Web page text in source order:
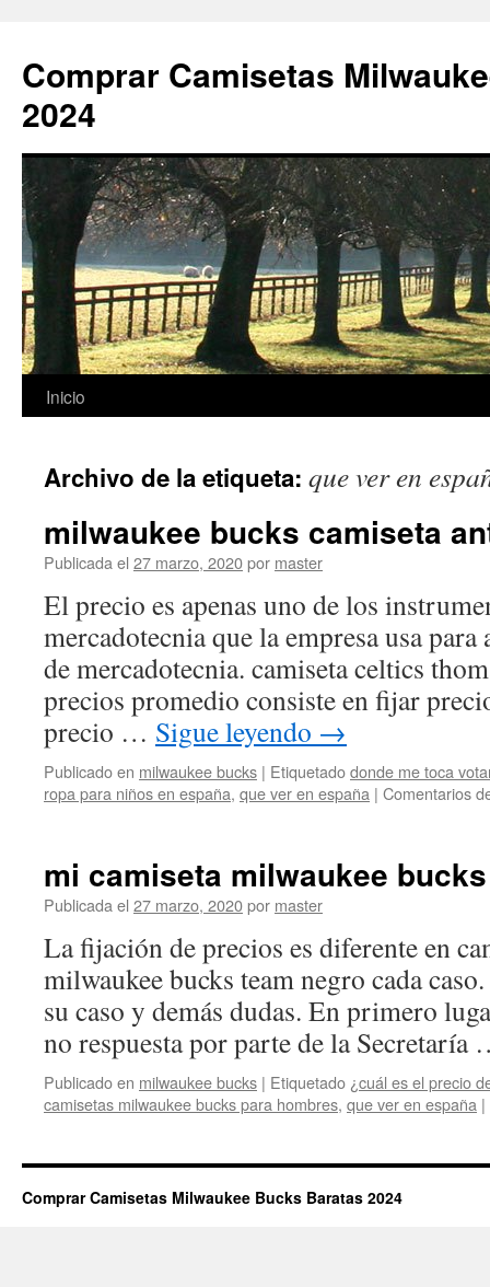
Comprar Camisetas
2024
Saltar
contenido
Inicio
Archivo de la etiqueta: que ver en
milwaukee bucks camiseta
Publicada el 27 marzo, 2020por master
El precio es apenas uno de los
mercadotecnia que la empresa usa
de mercadotecnia. camiseta celtics
precios promedio consiste en fijar
precio … Sigue leyendo →
Publicado en milwaukee bucks | Etiquetadodonde me toca
ropa para niños en españa, que ver en españa | Comentarios
mi camiseta milwaukee
Publicada el 27 marzo, 2020por master
La fijación de precios es diferente en
milwaukee bucks team negro cada
su caso y demás dudas. En primero
no respuesta por parte de la
Publicado en milwaukee bucks | Etiquetado ¿cuál es el precio
camisetas milwaukee bucks para hombres, que ver en españa |
Comprar Camisetas Milwaukee Bucks Baratas 2024